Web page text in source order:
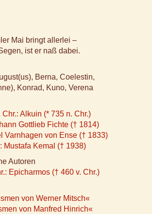
Mai bringt allerlei –
ist er naß dabei.
Berna, Coelestin,
Konrad, Kuno, Verena
Chr.: Alkuin (* 735 n. Chr.)
Gottlieb Fichte († 1814)
Varnhagen von Ense († 1833)
Mustafa Kemal († 1938)
Autoren
Epicharmos († 460 v. Chr.)
von Werner Mitsch«
von Manfred Hinrich«